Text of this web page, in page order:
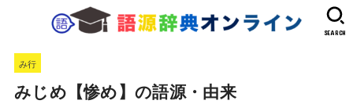
SEARCH
み行
みじめ【惨め】の語源・由来